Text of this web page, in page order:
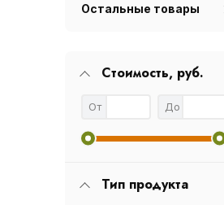
Остальные товары
Стоимость, руб.
От До
Тип продукта